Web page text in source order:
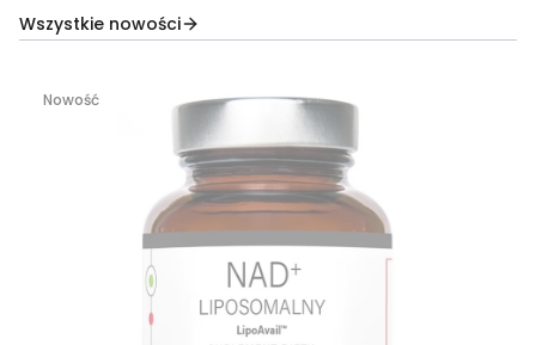
Wszystkie nowości
Nowość